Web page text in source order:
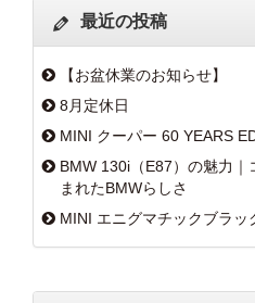
最近の投稿
【お盆休業のお知らせ】
8月定休日
MINI クーパー 60 YEARS
BMW 130i（E87）の魅力
まれたBMWらしさ
MINI エニグマチックブラッ